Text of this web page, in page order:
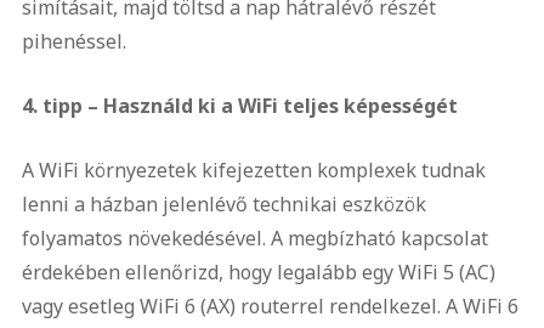
simításait, majd töltsd a nap hátralévő részét
pihenéssel.
4. tipp – Használd ki a WiFi teljes képességét
A WiFi környezetek kifejezetten komplexek tudnak
lenni a házban jelenlévő technikai eszközök
folyamatos növekedésével. A megbízható kapcsolat
érdekében ellenőrizd, hogy legalább egy WiFi 5 (AC)
vagy esetleg WiFi 6 (AX) routerrel rendelkezel. A WiFi 6